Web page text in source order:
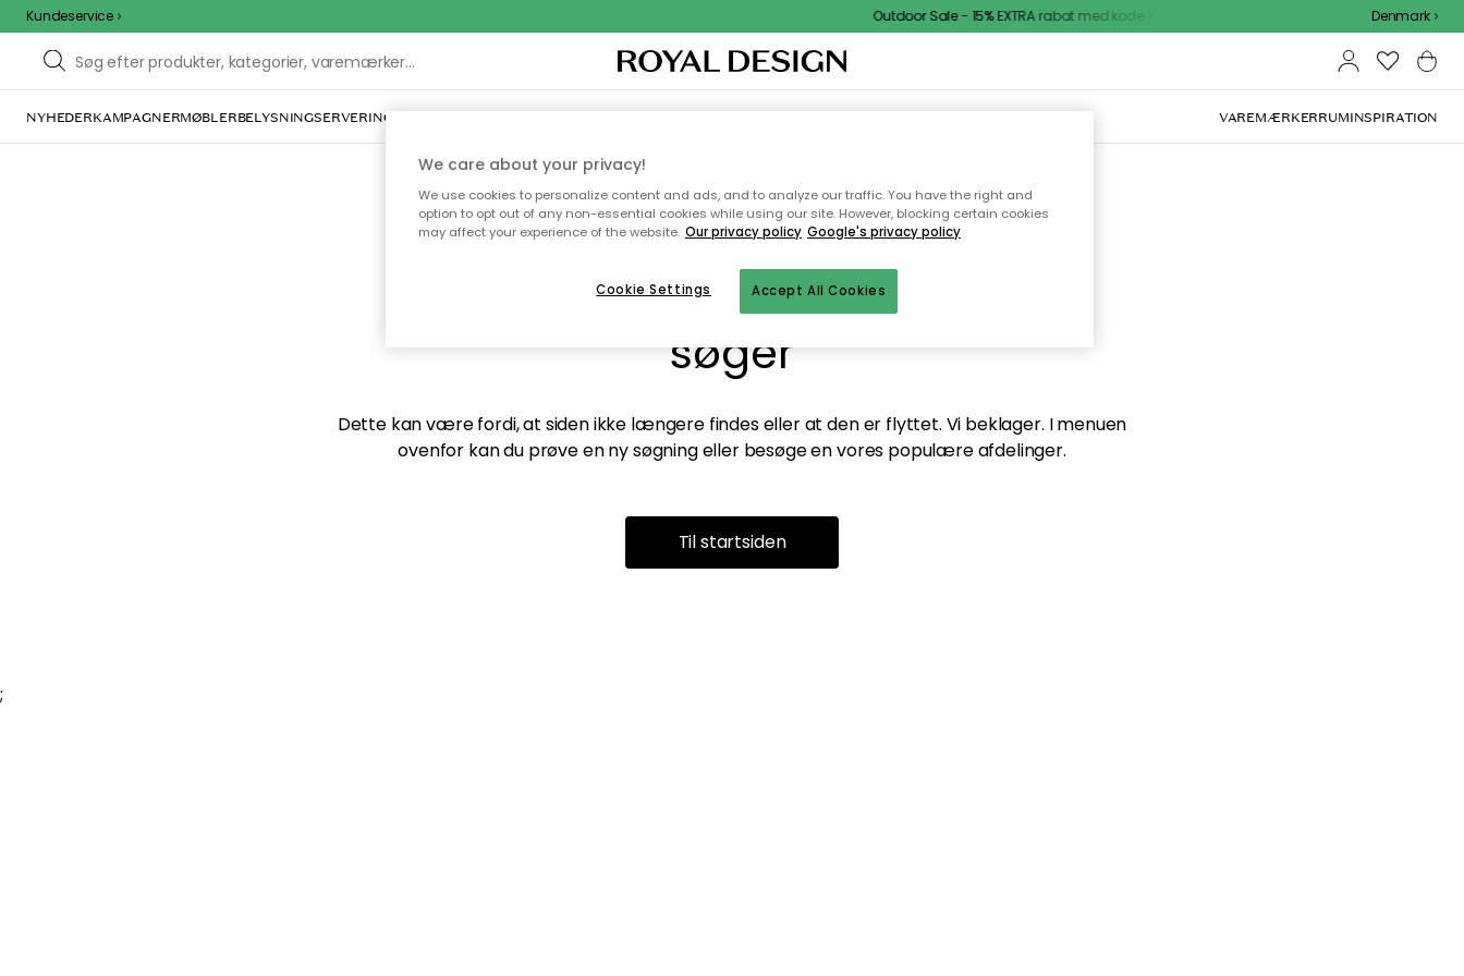
Kundeservice Outdoor Sale - 15% EXTRA rabat med kode Denmark
NYHEDERKAMPAGNERMØBLERBELYSNINGSERVERING INDRETNINGTEKSTIL & TÆPPERKØKKENETOPBEVARINGHAVEMØBLER VAREMÆRKERRUMINSPIRATION
Vi fandt desværre ikke siden du
søger
Dette kan være fordi, at siden ikke længere findes eller at den er flyttet. Vi beklager. I menuen
ovenfor kan du prøve en ny søgning eller besøge en vores populære afdelinger.
Til startsiden
;
We care about your privacy!
We use cookies to personalize content and ads, and to analyze our traffic. You have the right and
option to opt out of any non-essential cookies while using our site. However, blocking certain cookies
may affect your experience of the website. Our privacy policy Google's privacy policy
Accept All Cookies
Cookie Settings